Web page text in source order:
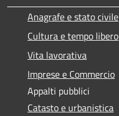
Anagrafe e stato civile
Cultura e tempo libero
Vita lavorativa
Imprese e Commercio
Appalti pubblici
Catasto e urbanistica